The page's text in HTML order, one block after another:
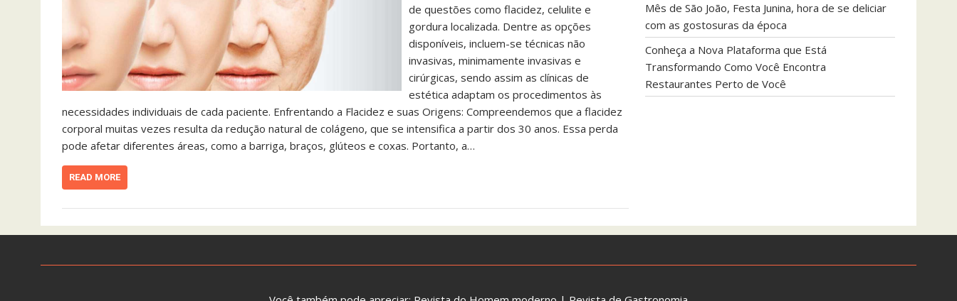
de questões como flacidez, celulite e
gordura localizada. Dentre as opções
disponíveis, incluem-se técnicas não
invasivas, minimamente invasivas e
cirúrgicas, sendo assim as clínicas de
estética adaptam os procedimentos às
necessidades individuais de cada paciente. Enfrentando a Flacidez e suas Origens: Compreendemos que a flacidez
corporal muitas vezes resulta da redução natural de colágeno, que se intensifica a partir dos 30 anos. Essa perda
pode afetar diferentes áreas, como a barriga, braços, glúteos e coxas. Portanto, a…
READ MORE
Mês de São João, Festa Junina, hora de se deliciar
com as gostosuras da época
Conheça a Nova Plataforma que Está
Transformando Como Você Encontra
Restaurantes Perto de Você